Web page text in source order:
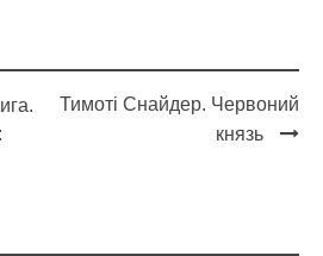
Тимоті Снайдер. Червоний
князь